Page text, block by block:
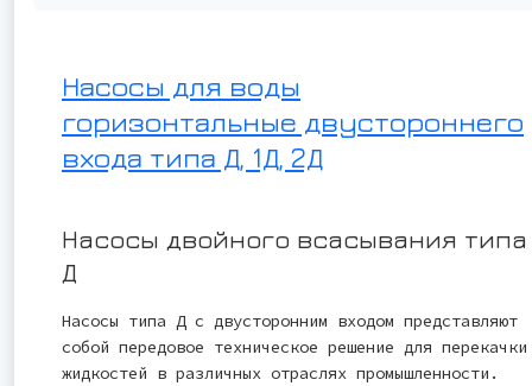
Насосы для воды
горизонтальные двустороннего
входа типа Д, 1Д, 2Д
Насосы двойного всасывания типа
Д
Насосы типа Д с двусторонним входом представляют
собой передовое техническое решение для перекачки
жидкостей в различных отраслях промышленности.